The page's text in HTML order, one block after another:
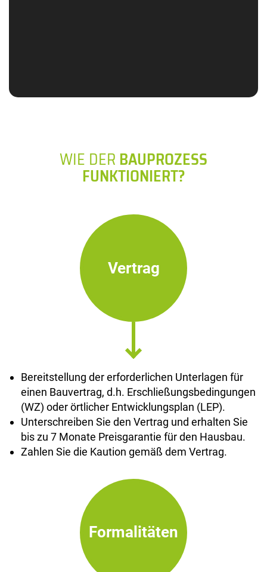
WIE DERBAUPROZESS
FUNKTIONIERT?
Vertrag
Bereitstellung der erforderlichen Unterlagen für
einen Bauvertrag, d.h. Erschließungsbedingungen
(WZ) oder örtlicher Entwicklungsplan (LEP).
Unterschreiben Sie den Vertrag und erhalten Sie
bis zu 7 Monate Preisgarantie für den Hausbau.
Zahlen Sie die Kaution gemäß dem Vertrag.
Formalitäten